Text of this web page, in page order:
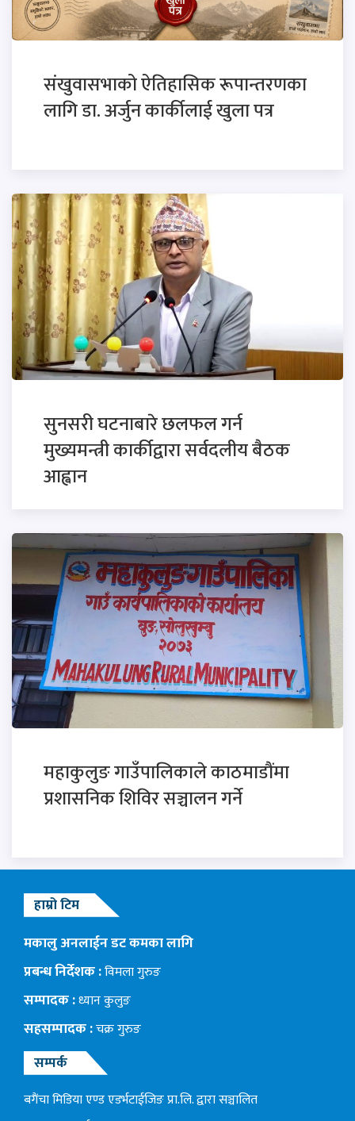
संखुवासभाको ऐतिहासिक रूपान्तरणका
लागि डा. अर्जुन कार्कीलाई खुला पत्र
सुनसरी घटनाबारे छलफल गर्न
मुख्यमन्त्री कार्कीद्वारा सर्वदलीय बैठक
आह्वान
महाकुलुङ गाउँपालिकाले काठमाडौंमा
प्रशासनिक शिविर सञ्चालन गर्ने
हाम्रो टिम
मकालु अनलाईन डट कमका लागि
प्रबन्ध निर्देशक :विमला गुरुङ
सम्पादक :ध्यान कुलुङ
सहसम्पादक :चक्र गुरुङ
सम्पर्क
बगैंचा मिडिया एण्ड एडर्भटाईजिङ प्रा.लि. द्वारा सञ्चालित